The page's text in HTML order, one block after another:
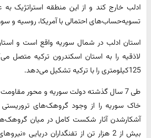
ادلب خارج کند و از این منطقه استراتژیک به
تسویه‌حساب‌های احتمالی با آمریکا، روسیه و
استان ادلب در شمال سوریه واقع است و
لاذقیه را به استان اسکندرون ترکیه متصل
125‌کیلومتری را با ترکیه تشکیل می‌دهد.
خاک سوریه را از وجود گروهک‌های تروریستی
آشکار‌شدن آثار شکست کامل در میان
بیش از 2 هزار تن از تفنگداران دریایی